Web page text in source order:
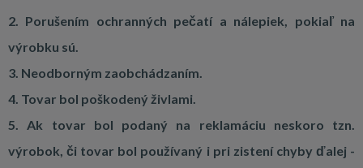
2. Porušením ochranných pečatí a nálepiek, pokiaľ na
výrobku sú.
3. Neodborným zaobchádzaním.
4. Tovar bol poškodený živlami.
5. Ak tovar bol podaný na reklamáciu neskoro tzn.
výrobok, či tovar bol používaný i pri zistení chyby ďalej -